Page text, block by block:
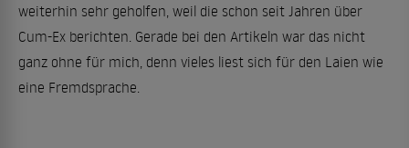
weiterhin sehr geholfen, weil die schon seit Jahren über
Cum-Ex berichten. Gerade bei den Artikeln war das nicht
ganz ohne für mich, denn vieles liest sich für den Laien wie
eine Fremdsprache.